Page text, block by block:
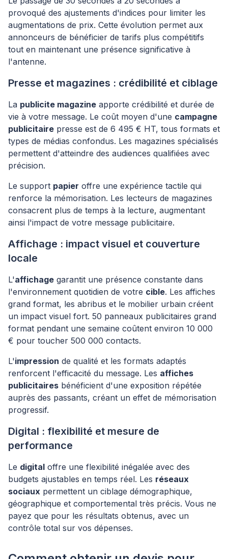
provoqué des ajustements d'indices pour limiter les
augmentations de prix. Cette évolution permet aux
annonceurs de bénéficier de tarifs plus compétitifs
tout en maintenant une présence significative à
l'antenne.
Presse et magazines : crédibilité et ciblage
La publicite magazine apporte crédibilité et durée de
vie à votre message. Le coût moyen d'une campagne
publicitaire presse est de 6 495 € HT, tous formats et
types de médias confondus. Les magazines spécialisés
permettent d'atteindre des audiences qualifiées avec
précision.
Le support papier offre une expérience tactile qui
renforce la mémorisation. Les lecteurs de magazines
consacrent plus de temps à la lecture, augmentant
ainsi l'impact de votre message publicitaire.
Affichage : impact visuel et couverture
locale
L'affichage garantit une présence constante dans
l'environnement quotidien de votre cible. Les affiches
grand format, les abribus et le mobilier urbain créent
un impact visuel fort. 50 panneaux publicitaires grand
format pendant une semaine coûtent environ 10 000
€ pour toucher 500 000 contacts.
L'impression de qualité et les formats adaptés
renforcent l'efficacité du message. Les affiches
publicitaires bénéficient d'une exposition répétée
auprès des passants, créant un effet de mémorisation
progressif.
Digital : flexibilité et mesure de
performance
Le digital offre une flexibilité inégalée avec des
budgets ajustables en temps réel. Les réseaux
sociaux permettent un ciblage démographique,
géographique et comportemental très précis. Vous ne
payez que pour les résultats obtenus, avec un
contrôle total sur vos dépenses.